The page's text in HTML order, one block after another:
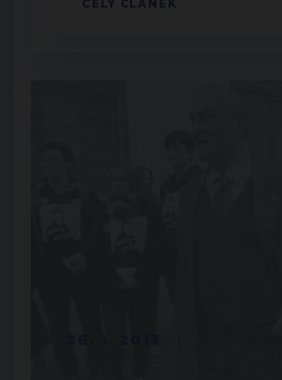
CELÝ ČLÁNEK